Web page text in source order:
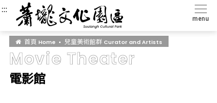
menu
:::
:::
首頁 Home 兒童美術館群 Curator and Artists
Movie Theater
電影館